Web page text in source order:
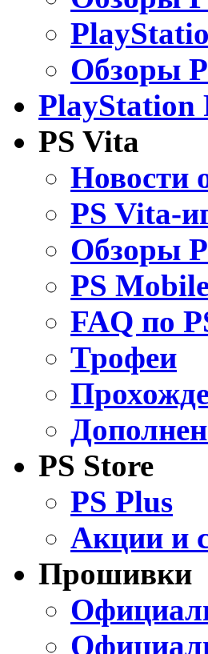
Обзоры
PlayStation
PS Vita
Новости
PS Vita-
Обзоры
PS
FAQ по
Трофеи
PS Store
PS Plus
Акции и
Прошивки